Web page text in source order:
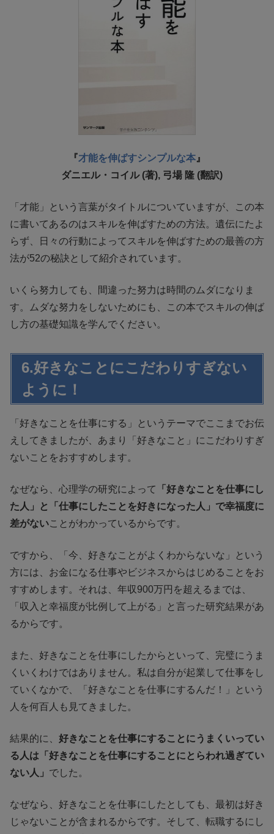
『才能を伸ばすシンプルな本 』
ダニエル・コイル (著), 弓場 隆 (翻訳)
「才能」という言葉がタイトルについていますが、この本
に書いてあるのはスキルを伸ばすための方法。遺伝にたよ
らず、日々の行動によってスキルを伸ばすための最善の方
法が52の秘訣として紹介されています。
いくら努力しても、間違った努力は時間のムダになりま
す。ムダな努力をしないためにも、この本でスキルの伸ば
し方の基礎知識を学んでください。
6.好きなことにこだわりすぎない
ように！
「好きなことを仕事にする」というテーマでここまでお伝
えしてきましたが、あまり「好きなこと」にこだわりすぎ
ないことをおすすめします。
なぜなら、心理学の研究によって
「好きなことを仕事にし
た人」と「仕事にしたことを好きになった人」で幸福度に
差がないことがわかっているからです。
ですから、「今、好きなことがよくわからないな」という
方には、お金になる仕事やビジネスからはじめることをお
すすめします。それは、年収900万円を超えるまでは、
「収入と幸福度が比例して上がる」と言った研究結果があ
るからです。
また、好きなことを仕事にしたからといって、完璧にうま
くいくわけではありません。私は自分が起業して仕事をし
ていくなかで、「好きなことを仕事にするんだ！」という
人を何百人も見てきました。
結果的に、 好きなことを仕事にすることにうまくいってい
る人は「好きなことを仕事にすることにとらわれ過ぎてい
ない人」 でした。
なぜなら、好きなことを仕事にしたとしても、最初は好き
じゃないことが含まれるからです。そして、転職するにし